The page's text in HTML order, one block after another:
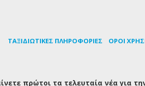
TΑΞΙΔΙΩΤΙΚΕΣ ΠΛΗΡΟΦΟΡΙΕΣ ΟΡΟΙ
πρώτοι τα τελευταία νέα για